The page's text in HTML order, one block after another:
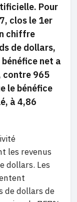
Pour
clos le 1er
chiffre
de dollars,
bénéfice net a
contre 965
le bénéfice
à 4,86
les revenus
dollars. Les
de dollars de